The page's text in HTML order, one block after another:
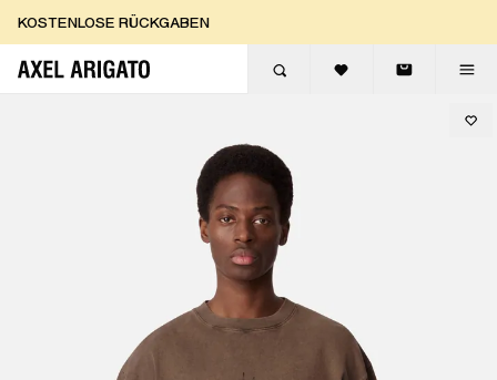
Zum Inhalt springen
KOSTENLOSE RÜCKGABEN
KOSTENLOSE EXPRESSLIEFERUNG